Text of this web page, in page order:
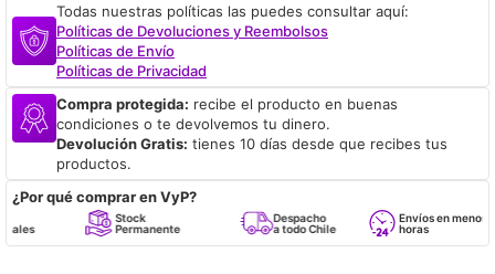
Todas nuestras políticas las puedes consultar aquí:
Políticas de Devoluciones y Reembolsos
Políticas de Envío
Políticas de Privacidad
Compra protegida: recibe el producto en buenas
condiciones o te devolvemos tu dinero.
Devolución Gratis: tienes 10 días desde que recibes tus
productos.
¿Por qué comprar en VyP?
Stock
Permanente
Despacho
a todo Chile
Envíos en menos de 24
horas